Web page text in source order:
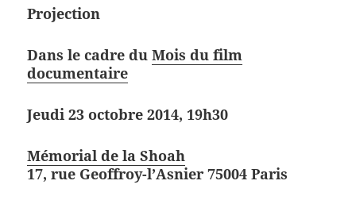
Projection
Dans le cadre duMois du film
documentaire
Jeudi 23 octobre 2014, 19h30
Mémorial de la Shoah
17, rue Geoffroy-l’Asnier 75004 Paris